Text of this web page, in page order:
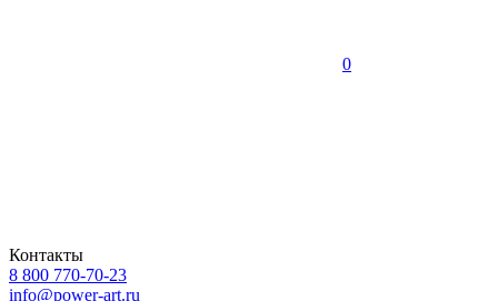
0
Контакты
8 800 770-70-23
info@power-art.ru